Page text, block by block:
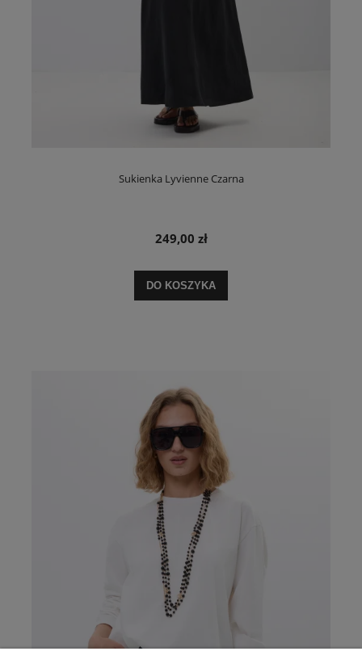
Sukienka Lyvienne Czarna
249,00 zł
DO KOSZYKA